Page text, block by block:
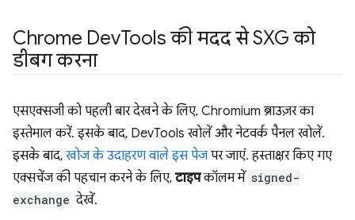
Chrome DevTools की मदद से SXG को
डीबग करना
एसएक्सजी को पहली बार देखने के लिए, Chromium ब्राउज़र का
इस्तेमाल करें. इसके बाद, DevTools खोलें और नेटवर्क पैनल खोलें.
इसके बाद,खोज के उदाहरण वाले इस पेजपर जाएं. हस्ताक्षर किए गए
एक्सचेंज की पहचान करने के लिए,टाइपकॉलम में signed-
exchange देखें.